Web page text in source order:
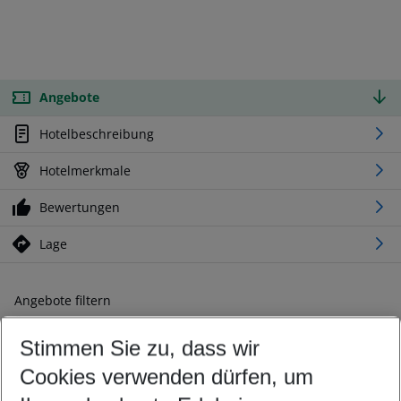
Angebote
Hotelbeschreibung
Hotelmerkmale
Bewertungen
Lage
Angebote filtern
Ändern Sie Ihre Kriterien nach Ihren Wünschen
Abflughafen wählen
Beliebiger Abflughafen
Stimmen Sie zu, dass wir
Cookies verwenden dürfen, um